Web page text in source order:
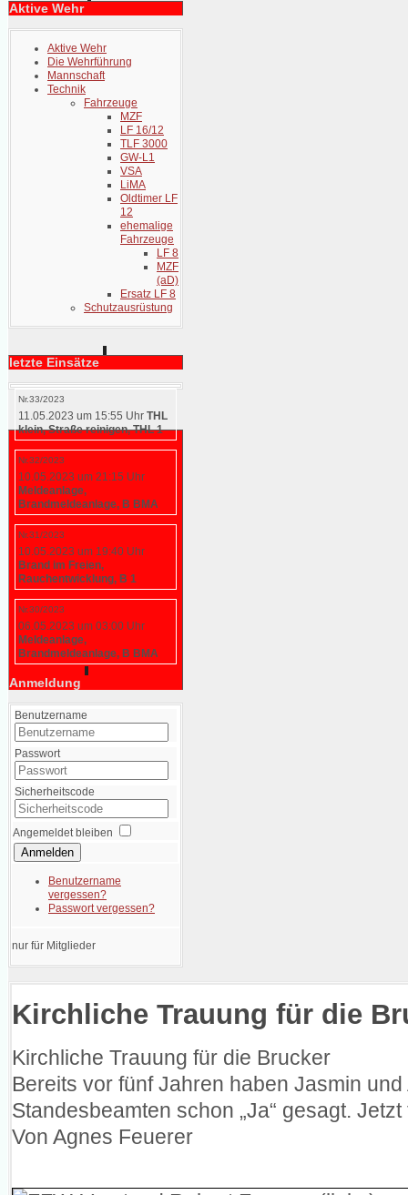
Aktive Wehr
Aktive Wehr
Die Wehrführung
Mannschaft
Technik
Fahrzeuge
MZF
LF 16/12
TLF 3000
GW-L1
VSA
LiMA
Oldtimer LF
12
ehemalige
Fahrzeuge
LF 8
MZF
(aD)
Ersatz LF 8
Schutzausrüstung
letzte Einsätze
Nr.33/2023
11.05.2023 um 15:55 Uhr THL
klein, Straße reinigen, THL 1
Nr.32/2023
10.05.2023 um 21:15 Uhr
Meldeanlage,
Brandmeldeanlage, B BMA
Nr.31/2023
10.05.2023 um 19:40 Uhr
Brand im Freien,
Rauchentwicklung, B 1
Nr.30/2023
06.05.2023 um 03:00 Uhr
Meldeanlage,
Brandmeldeanlage, B BMA
Anmeldung
Benutzername
Passwort
Sicherheitscode
Angemeldet bleiben
Anmelden
Benutzername
vergessen?
Passwort vergessen?
nur für Mitglieder
Kirchliche Trauung für die
Kirchliche Trauung für die Brucker
Bereits vor fünf Jahren haben Jasmin
Standesbeamten schon „Ja“ gesagt.
Von Agnes Feuerer